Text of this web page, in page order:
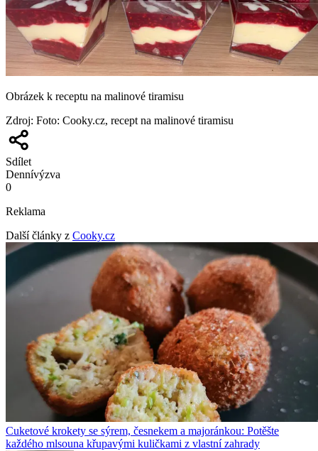
Obrázek k receptu na malinové tiramisu
Zdroj: Foto: Cooky.cz, recept na malinové tiramisu
Sdílet
Dennívýzva
0
Reklama
Další články z Cooky.cz
Cuketové krokety se sýrem, česnekem a majoránkou: Potěšte
každého mlsouna křupavými kuličkami z vlastní zahrady